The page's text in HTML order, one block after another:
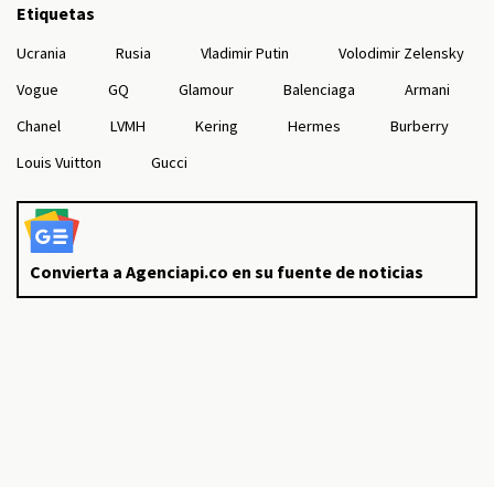
Etiquetas
Ucrania Rusia Vladimir Putin
Volodimir Zelensky
Vogue
GQ Glamour Balenciaga
Armani
Chanel
LVMH Kering Hermes
Burberry
Louis Vuitton
Gucci
Convierta a Agenciapi.co en su fuente de noticias